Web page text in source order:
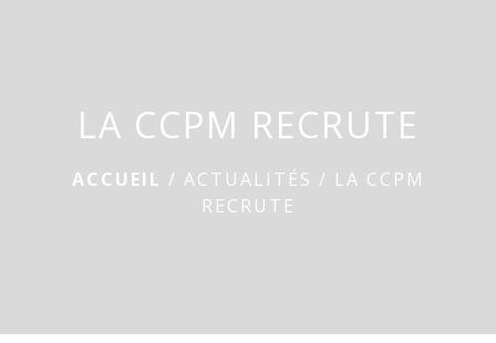
LA CCPM RECRUTE
ACCUEIL / ACTUALITÉS / LA CCPM
RECRUTE